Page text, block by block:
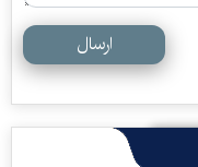
ارسال